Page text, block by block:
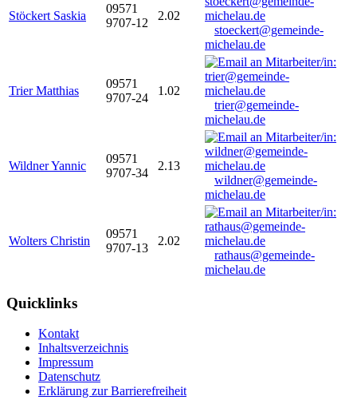
Stöckert Saskia
09571
9707-12
2.02
stoeckert@gemeinde-
michelau.de
Trier Matthias
09571
9707-24
1.02
trier@gemeinde-
michelau.de
Wildner Yannic
09571
9707-34
2.13
wildner@gemeinde-
michelau.de
Wolters Christin
09571
9707-13
2.02
rathaus@gemeinde-
michelau.de
Quicklinks
Kontakt
Inhaltsverzeichnis
Impressum
Datenschutz
Erklärung zur Barrierefreiheit